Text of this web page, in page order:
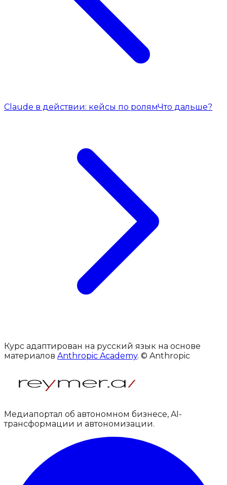
Claude в действии: кейсы по ролямЧто дальше?
Курс адаптирован на русский язык на основе
материалов Anthropic Academy. © Anthropic
Медиапортал об автономном бизнесе, AI-
трансформации и автономизации.